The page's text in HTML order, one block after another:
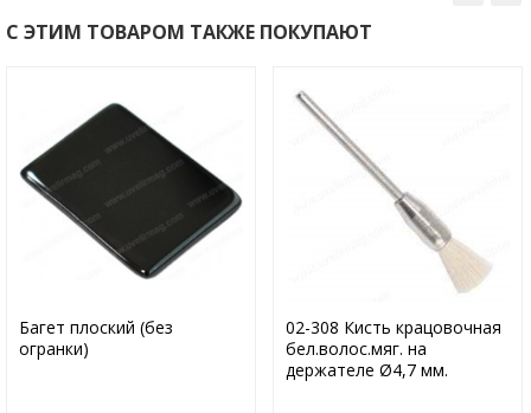
С ЭТИМ ТОВАРОМ ТАКЖЕ ПОКУПАЮТ
Багет плоский (без
огранки)
02-308 Кисть крацовочная
бел.волос.мяг. на
держателе Ø4,7 мм.